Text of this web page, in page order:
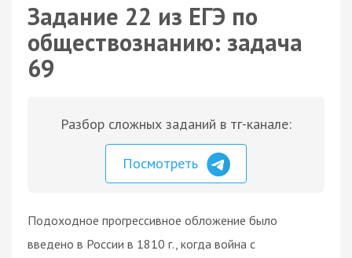
Задание 22 из ЕГЭ по
обществознанию: задача
69
Разбор сложных заданий в тг-канале:
Посмотреть
Подоходное прогрессивное обложение было
введено в России в 1810 г., когда война с